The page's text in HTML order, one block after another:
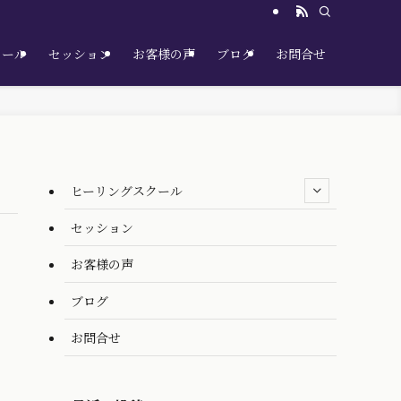
ル セッション お客様の声 ブログ お問合せ
ヒーリングスクール
セッション
お客様の声
ブログ
お問合せ